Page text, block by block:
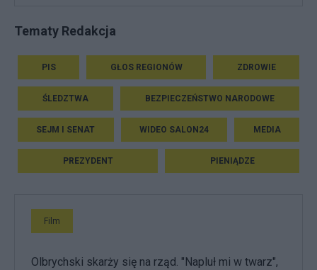
Tematy Redakcja
PIS GŁOS REGIONÓW ZDROWIE
ŚLEDZTWA BEZPIECZEŃSTWO NARODOWE
SEJM I SENAT WIDEO SALON24 MEDIA
PREZYDENT PIENIĄDZE
Film
Olbrychski skarży się na rząd. "Napluł mi w twarz",